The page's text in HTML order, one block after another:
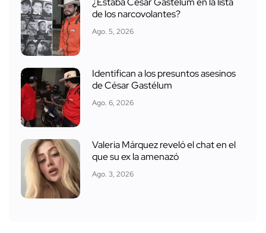
de los narcovolantes?
Ago. 5, 2026
Identifican a los presuntos asesinos
de César Gastélum
Ago. 6, 2026
Valeria Márquez reveló el chat en el
que su ex la amenazó
Ago. 3, 2026